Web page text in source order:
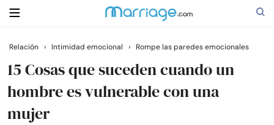
Buscar
Casarse
Relación › Intimidad emocional › Rompe las paredes emocionales
15 Cosas que suceden cuando un
hombre es vulnerable con una
mujer